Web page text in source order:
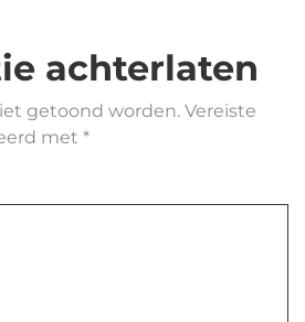
achterlaten
getoond worden. Vereiste
met *